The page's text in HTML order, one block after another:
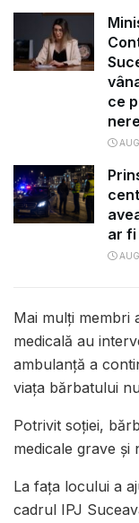
ce
ar fi
Mai mulți membri
medicală au
ambulanță a
viața bărbatului
Potrivit soției,
medicale grave și
La fața locului a
cadrul IPJ